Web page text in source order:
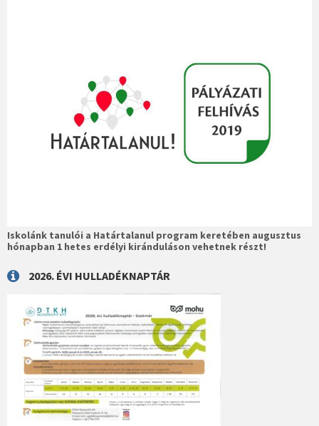
Iskolánk tanulói a Határtalanul program keretében augusztus
hónapban 1 hetes erdélyi kiránduláson vehetnek részt!
2026. ÉVI HULLADÉKNAPTÁR